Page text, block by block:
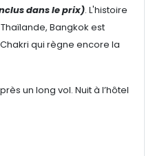
dans le prix). L'histoire
Bangkok est
qui règne encore la
un long vol. Nuit à l’hôtel